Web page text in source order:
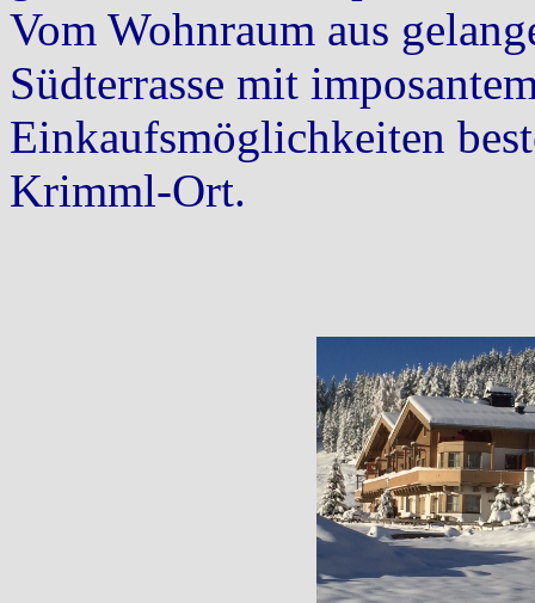
Vom Wohnraum aus
Südterrasse mit
Einkaufsmöglichkeiten
Krimml-Ort.